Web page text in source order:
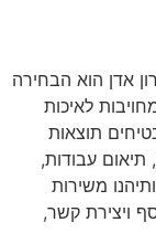
אדן הוא הבחירה
לאיכות
תוצאות
תיאום עבודות,
משירות
ויצירת קשר,